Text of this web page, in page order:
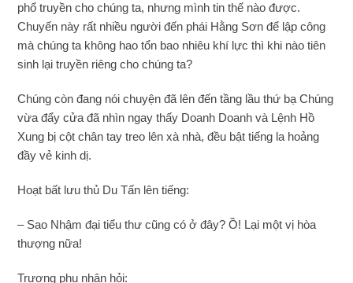
phổ truyền cho chúng ta, nhưng mình tin thế nào được.
Chuyến này rất nhiều người đến phái Hằng Sơn để lập công
mà chúng ta không hao tổn bao nhiêu khí lực thì khi nào tiên
sinh lại truyền riêng cho chúng ta?
Chúng còn đang nói chuyện đã lên đến tầng lầu thứ bạ Chúng
vừa đẩy cửa đã nhìn ngay thấy Doanh Doanh và Lệnh Hồ
Xung bị cột chân tay treo lên xà nhà, đều bật tiếng la hoảng
đầy vẻ kinh dị.
Hoạt bất lưu thủ Du Tấn lên tiếng:
– Sao Nhậm đại tiểu thư cũng có ở đây? Ồ! Lại một vị hòa
thượng nữa!
Trương phu nhân hỏi: